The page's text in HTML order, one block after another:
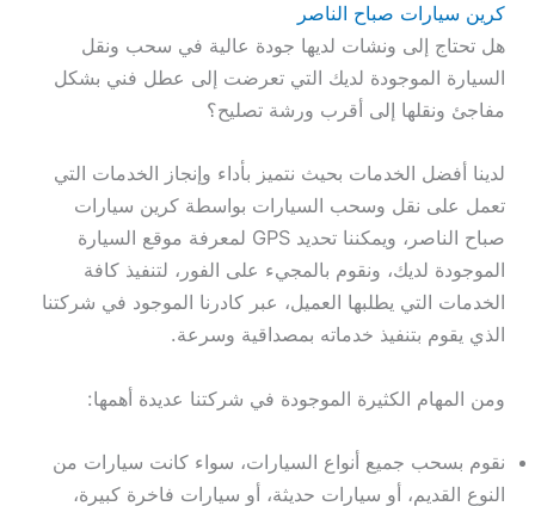
كرين سيارات صباح الناصر
هل تحتاج إلى ونشات لديها جودة عالية في سحب ونقل
السيارة الموجودة لديك التي تعرضت إلى عطل فني بشكل
مفاجئ ونقلها إلى أقرب ورشة تصليح؟
لدينا أفضل الخدمات بحيث نتميز بأداء وإنجاز الخدمات التي
تعمل على نقل وسحب السيارات بواسطة كرين سيارات
صباح الناصر، ويمكننا تحديد GPS لمعرفة موقع السيارة
الموجودة لديك، ونقوم بالمجيء على الفور، لتنفيذ كافة
الخدمات التي يطلبها العميل، عبر كادرنا الموجود في شركتنا
الذي يقوم بتنفيذ خدماته بمصداقية وسرعة.
ومن المهام الكثيرة الموجودة في شركتنا عديدة أهمها:
نقوم بسحب جميع أنواع السيارات، سواء كانت سيارات من
النوع القديم، أو سيارات حديثة، أو سيارات فاخرة كبيرة،